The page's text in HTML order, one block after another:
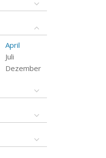
April
Juli
Dezember